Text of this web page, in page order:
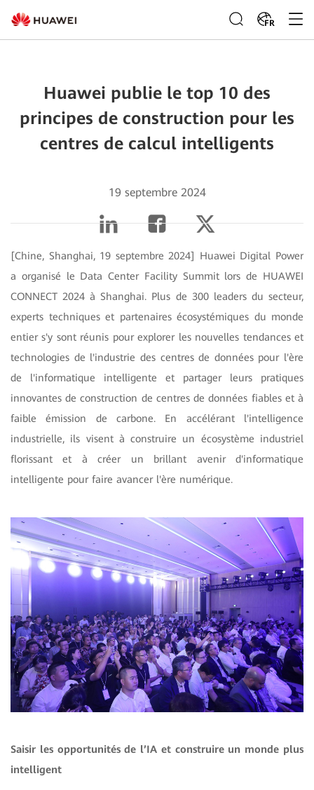
FR
Huawei publie le top 10 des
principes de construction pour les
centres de calcul intelligents
19 septembre 2024
[Chine, Shanghai, 19 septembre 2024] Huawei Digital Power
a organisé le Data Center Facility Summit lors de HUAWEI
CONNECT 2024 à Shanghai. Plus de 300 leaders du secteur,
experts techniques et partenaires écosystémiques du monde
entier s'y sont réunis pour explorer les nouvelles tendances et
technologies de l'industrie des centres de données pour l'ère
de l'informatique intelligente et partager leurs pratiques
innovantes de construction de centres de données fiables et à
faible émission de carbone. En accélérant l'intelligence
industrielle, ils visent à construire un écosystème industriel
florissant et à créer un brillant avenir d'informatique
intelligente pour faire avancer l'ère numérique.
Saisir les opportunités de l’IA et construire un monde plus
intelligent